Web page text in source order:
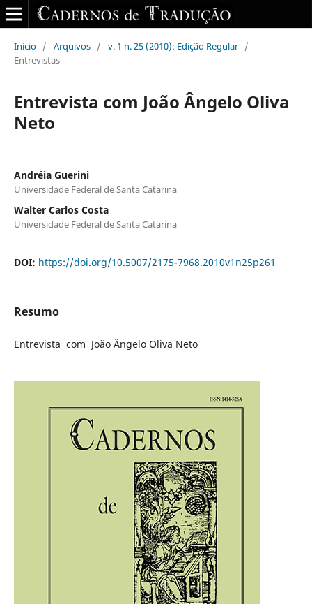
Início / Arquivos / v. 1 n. 25 (2010): Edição Regular /
Entrevistas
Entrevista com João Ângelo Oliva
Neto
Andréia Guerini
Universidade Federal de Santa Catarina
Walter Carlos Costa
Universidade Federal de Santa Catarina
DOI: https://doi.org/10.5007/2175-7968.2010v1n25p261
Resumo
Entrevista com João Ângelo Oliva Neto